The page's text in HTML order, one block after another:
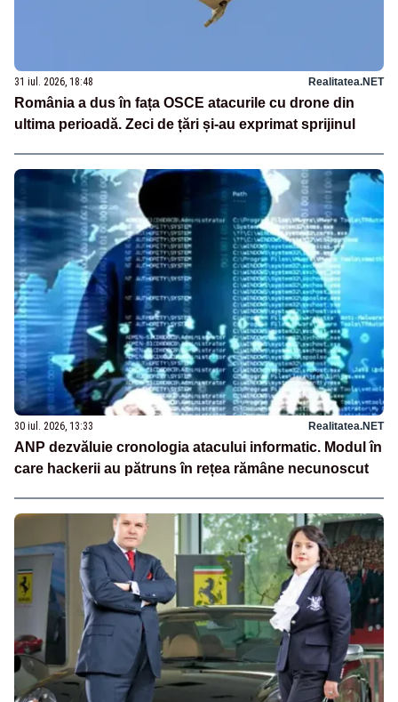
31 iul. 2026, 18:48 Realitatea.NET
România a dus în fața OSCE atacurile cu drone din
ultima perioadă. Zeci de țări și-au exprimat sprijinul
30 iul. 2026, 13:33 Realitatea.NET
ANP dezvăluie cronologia atacului informatic. Modul în
care hackerii au pătruns în rețea rămâne necunoscut